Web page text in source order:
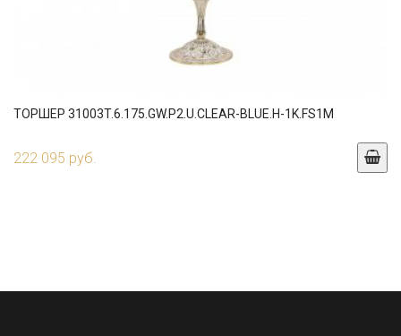
ТОРШЕР 31003T.6.175.GW.P2.U.CLEAR-BLUE.H-1K.FS1M
222 095 руб.